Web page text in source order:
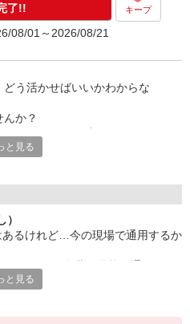
了!! キープ
08/01～2026/08/21
どう活かせばいいかわからな
か？
」と思った方、ご安心くださ
す。
んだ基礎知識に加え、より専門
管栄養の基礎）」などを習得で
と見る
あるけれど…今の現場で通用するか
と見る